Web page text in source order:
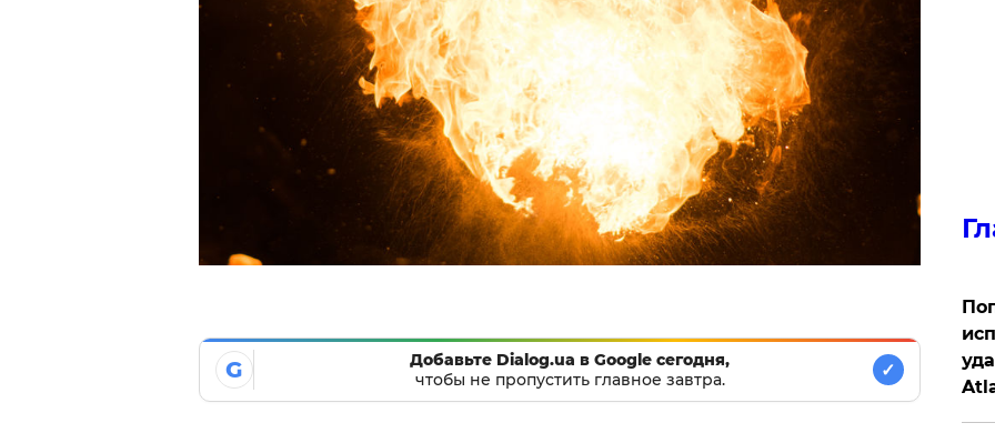
G
Добавьте Dialog.ua в Google сегодня,
чтобы не пропустить главное завтра.
✓